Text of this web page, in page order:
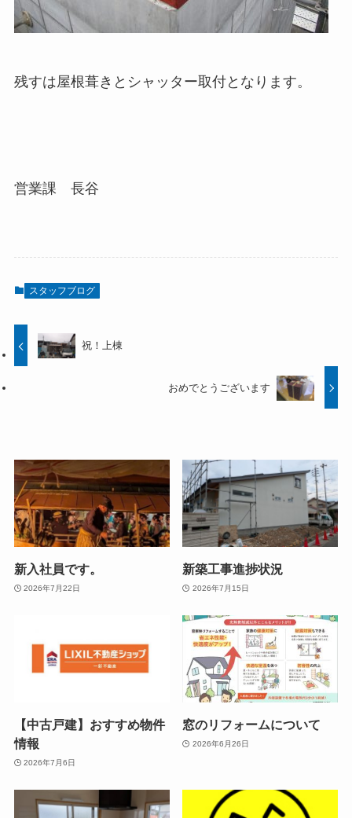
残すは屋根葺きとシャッター取付となります。
営業課 長谷
スタッフブログ
祝！上棟
おめでとうございます
新入社員です。
2026年7月22日
新築工事進捗状況
2026年7月15日
【中古戸建】おすすめ物件
情報
2026年7月6日
窓のリフォームについて
2026年6月26日